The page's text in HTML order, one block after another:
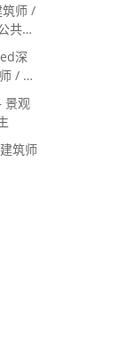
筑师 /
共关
深
/ 室
景观
筑师